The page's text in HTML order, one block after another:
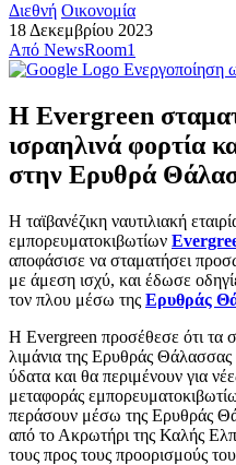
Διεθνή Οικονομία
18 Δεκεμβρίου 2023
Από NewsRoom1
Ενεργοποίηση
Η Evergreen
ισραηλινά φορτία
στην Ερυθρά
Η ταϊβανέζικη ναυτιλιακή
εμπορευματοκιβωτίων
αποφάσισε να σταματήσει
με άμεση ισχύ, και έδωσε
τον πλου μέσω της Ερυθράς
Η Evergreen προσέθεσε ότι τα
λιμάνια της Ερυθράς
ύδατα και θα περιμένουν για
μεταφοράς
περάσουν μέσω της Ερυθράς
από το Ακρωτήρι της Καλής
τους προς τους προορισμούς